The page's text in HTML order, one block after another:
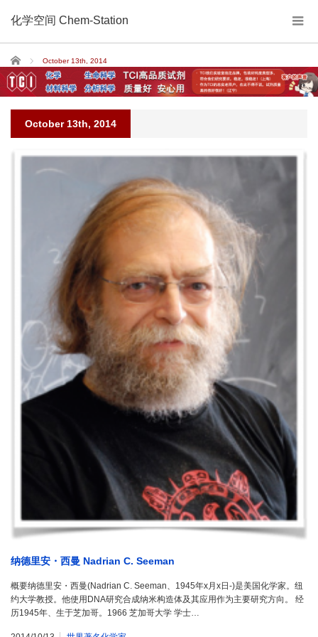
化学空间 Chem-Station
Home October 13th, 2014
October 13th, 2014
纳德里安・西曼 Nadrian C. Seeman
概要纳德里安・西曼(Nadrian C. Seeman、1945年x月x日-)是美国化学家。纽
约大学教授。他使用DNA研究合成纳米构造体及其应用作为主要研究方向。 经
历1945年、生于芝加哥。1966 芝加哥大学 学士…